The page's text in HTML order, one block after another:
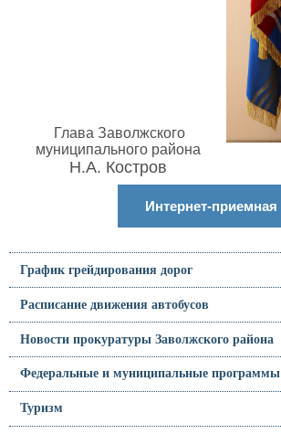
Глава Заволжского
муниципального района
Н.А. Костров
Интернет-приемная
График грейдирования дорог
Расписание движения автобусов
Новости прокуратуры Заволжского района
Федеральные и муниципальные программы
Туризм